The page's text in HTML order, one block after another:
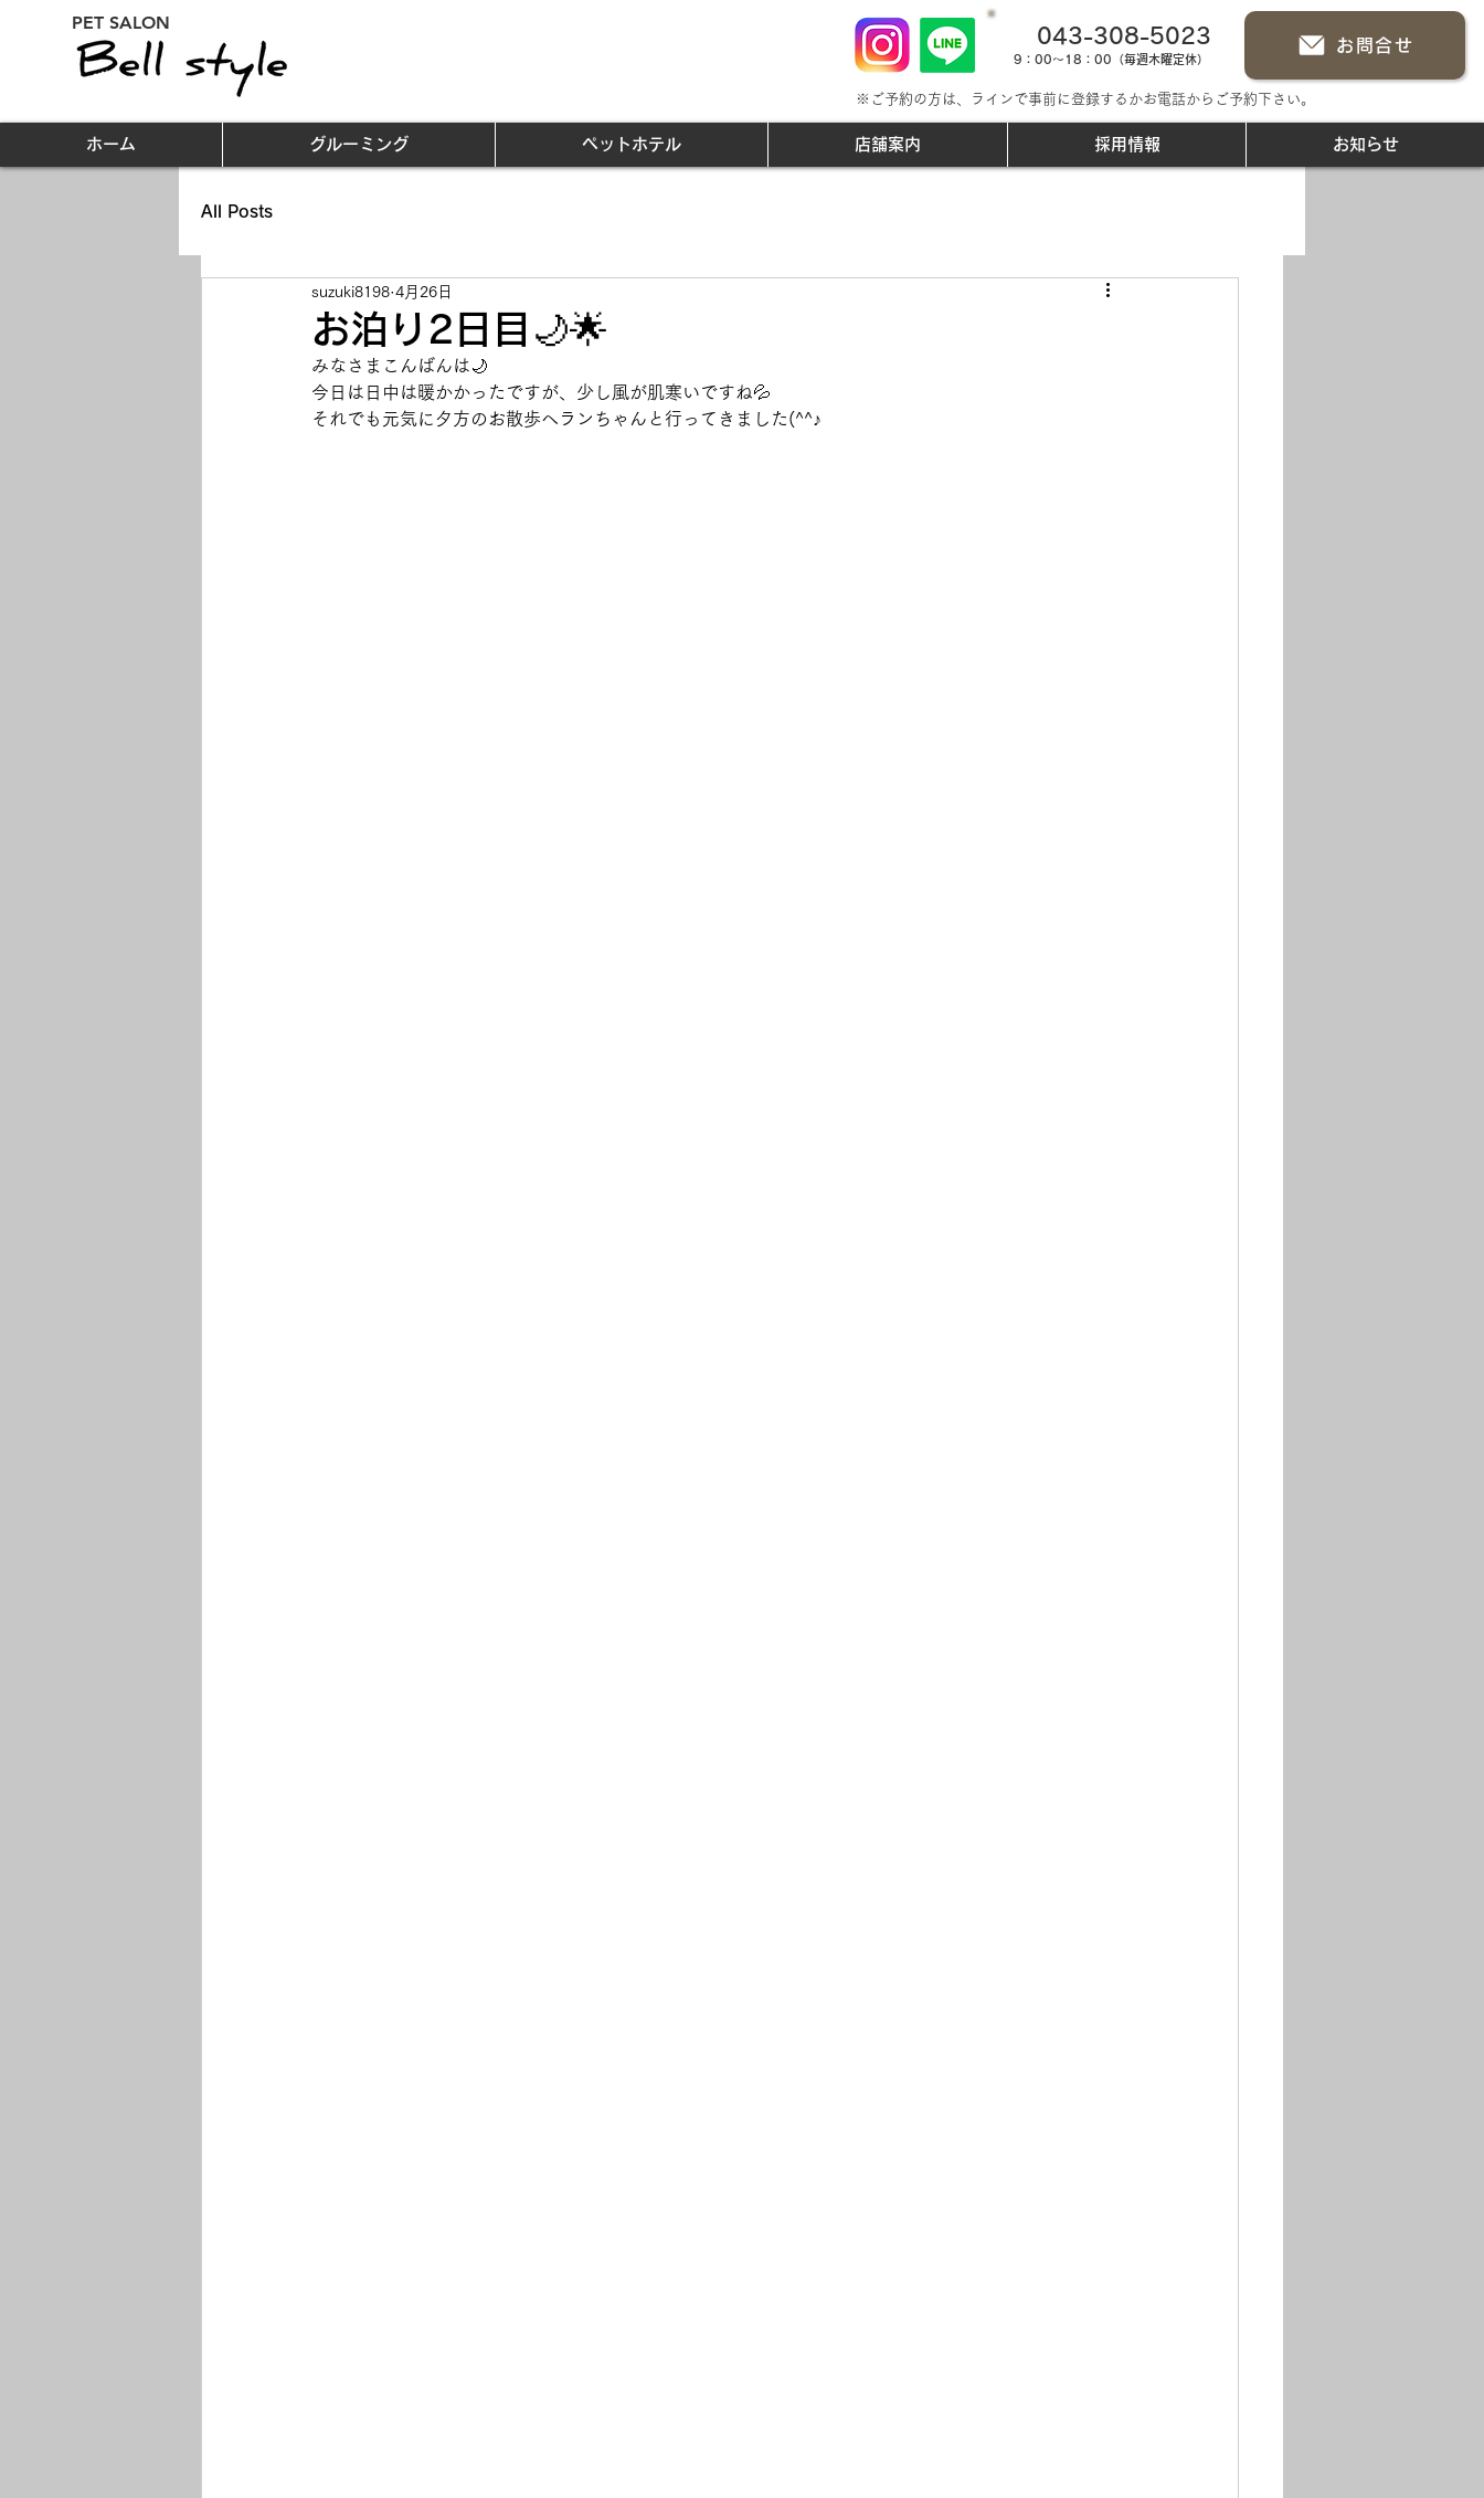
PET SALON
043-308-5023
9：00～18：00（毎週木曜定休）
お問合せ
※ご予約の方は、ラインで事前に登録するかお電話からご予約下さい。
ホーム グルーミング ペットホテル 店舗案内 採用情報 お知らせ
All Posts
お泊り2日目🌙🌟
suzuki8198 4月26日
みなさまこんばんは🌙
今日は日中は暖かかったですが、少し風が肌寒いですね💦
それでも元気に夕方のお散歩へランちゃんと行ってきました(^^♪